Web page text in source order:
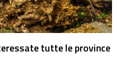
tutte le province